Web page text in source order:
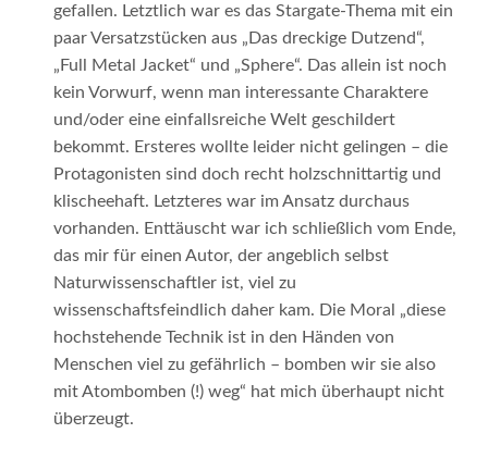
gefallen. Letztlich war es das Stargate-Thema mit ein
paar Versatzstücken aus „Das dreckige Dutzend“,
„Full Metal Jacket“ und „Sphere“. Das allein ist noch
kein Vorwurf, wenn man interessante Charaktere
und/oder eine einfallsreiche Welt geschildert
bekommt. Ersteres wollte leider nicht gelingen – die
Protagonisten sind doch recht holzschnittartig und
klischeehaft. Letzteres war im Ansatz durchaus
vorhanden. Enttäuscht war ich schließlich vom Ende,
das mir für einen Autor, der angeblich selbst
Naturwissenschaftler ist, viel zu
wissenschaftsfeindlich daher kam. Die Moral „diese
hochstehende Technik ist in den Händen von
Menschen viel zu gefährlich – bomben wir sie also
mit Atombomben (!) weg“ hat mich überhaupt nicht
überzeugt.